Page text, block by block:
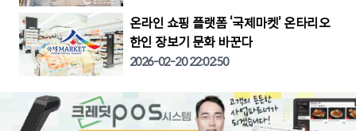
온라인 쇼핑 플랫폼 ‘국제마켓’ 온타리오
한인 장보기 문화 바꾼다
2026-02-20 22:02:50